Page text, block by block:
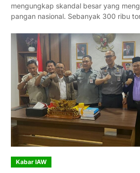
mengungkap skandal besar yang
pangan nasional. Sebanyak 300 ribu
Kabar IAW